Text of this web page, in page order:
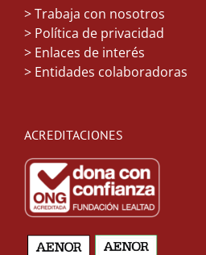
>Trabaja con nosotros
> Política de privacidad
> Enlaces de interés
> Entidades colaboradoras
ACREDITACIONES